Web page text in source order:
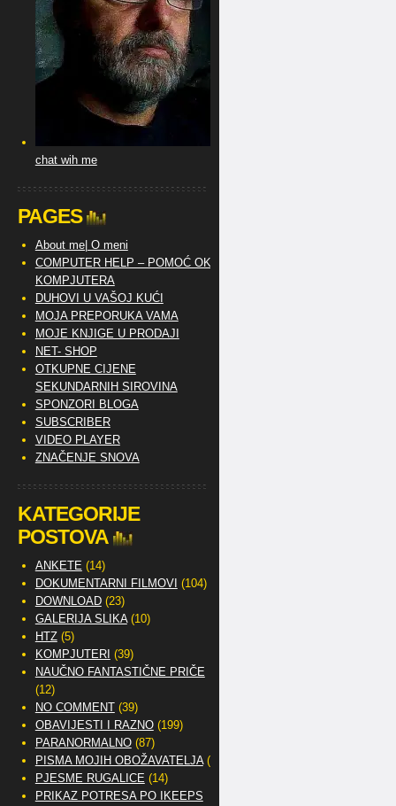
chat wih me
PAGES
About me| O meni
COMPUTER HELP – POMOĆ OKO
KOMPJUTERA
DUHOVI U VAŠOJ KUĆI
MOJA PREPORUKA VAMA
MOJE KNJIGE U PRODAJI
NET- SHOP
OTKUPNE CIJENE
SEKUNDARNIH SIROVINA
SPONZORI BLOGA
SUBSCRIBER
VIDEO PLAYER
ZNAČENJE SNOVA
KATEGORIJE
POSTOVA
ANKETE (14)
DOKUMENTARNI FILMOVI (104)
DOWNLOAD(23)
GALERIJA SLIKA(10)
HTZ(5)
KOMPJUTERI (39)
NAUČNO FANTASTIČNE PRIČE
(12)
NO COMMENT(39)
OBAVIJESTI I RAZNO(199)
PARANORMALNO(87)
PISMA MOJIH OBOŽAVATELJA(2)
PJESME RUGALICE (14)
PRIKAZ POTRESA PO IKEEPS